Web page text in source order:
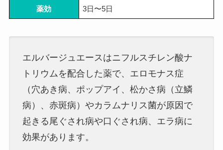
薬効 3日〜5日
エルバージュエースはニフルスチレン酸ナ
トリウムを配合した薬で、エロモナス症
（穴あき病、ポップアイ、松かさ病（立鱗
病）、赤斑病）やカラムナリス菌が原因で
起きる尾ぐされ病や口ぐされ病、エラ病に
効果があります。